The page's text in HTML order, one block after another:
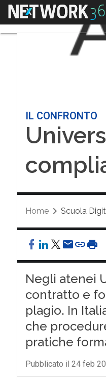
Menu
IL CONFRONTO
Home Scuola
Negli atenei
contratto e
plagio. In
che
pratiche
Pubblicato il 24 feb